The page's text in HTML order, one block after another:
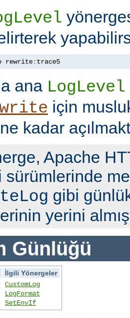
rewrite: trace5
ana LogLevel
için
kadar
Apache
sürümlerinde
gibi
yerini
Günlüğü
İlgili Yönergeler
CustomLog
LogFormat
SetEnvIf